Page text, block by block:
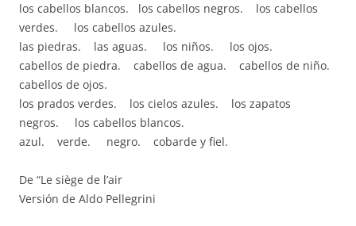
los cabellos blancos. los cabellos negros. los cabellos
verdes. los cabellos azules.
las piedras. las aguas. los niños. los ojos.
cabellos de piedra. cabellos de agua. cabellos de niño.
cabellos de ojos.
los prados verdes. los cielos azules. los zapatos
negros. los cabellos blancos.
azul. verde. negro. cobarde y fiel.
De “Le siège de l’air
Versión de Aldo Pellegrini